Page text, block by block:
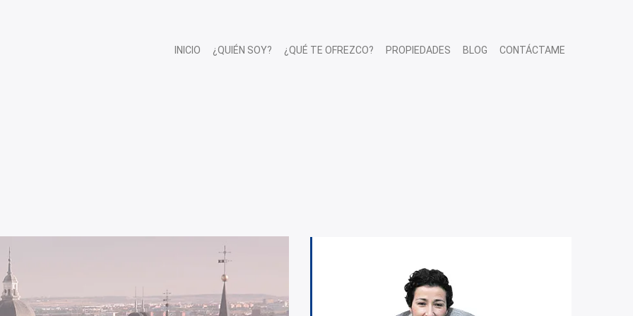
INICIO ¿QUIÉN SOY? ¿QUÉ TE OFREZCO? PROPIEDADES BLOG CONTÁCTAME